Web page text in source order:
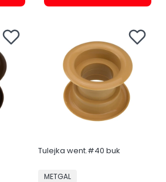
Tulejka went.#40 buk
PRODUCENT
METGAL